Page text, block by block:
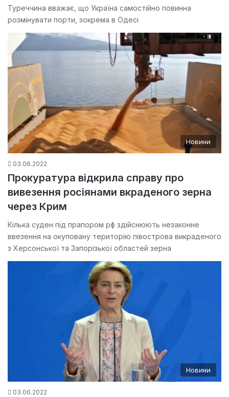
Туреччина вважає, що Україна самостійно повинна
розмінувати порти, зокрема в Одесі
Новини
03.06.2022
Прокуратура відкрила справу про
вивезення росіянами вкраденого зерна
через Крим
Кілька суден під прапором рф здійснюють незаконне
ввезення на окуповану територію півострова викраденого
з Херсонської та Запорізької областей зерна
Новини
03.06.2022